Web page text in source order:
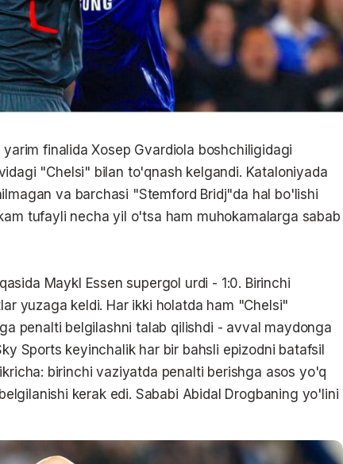
finalida Xosep Gvardiola boshchiligidagi
"Chelsi" bilan to'qnash kelgandi. Kataloniyada
va barchasi "Stemford Bridj"da hal bo'lishi
tufayli necha yil o'tsa ham muhokamalarga sabab
Maykl Essen supergol urdi - 1:0. Birinchi
yuzaga keldi. Har ikki holatda ham "Chelsi"
penalti belgilashni talab qilishdi - avval maydonga
Sports keyinchalik har bir bahsli epizodni batafsil
birinchi vaziyatda penalti berishga asos yo'q
kerak edi. Sababi Abidal Drogbaning yo'lini